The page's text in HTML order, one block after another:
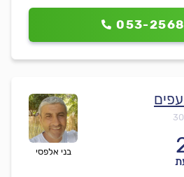
053-
בני אלפסי